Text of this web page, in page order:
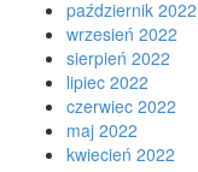
październik 2022
wrzesień 2022
sierpień 2022
lipiec 2022
czerwiec 2022
maj 2022
kwiecień 2022